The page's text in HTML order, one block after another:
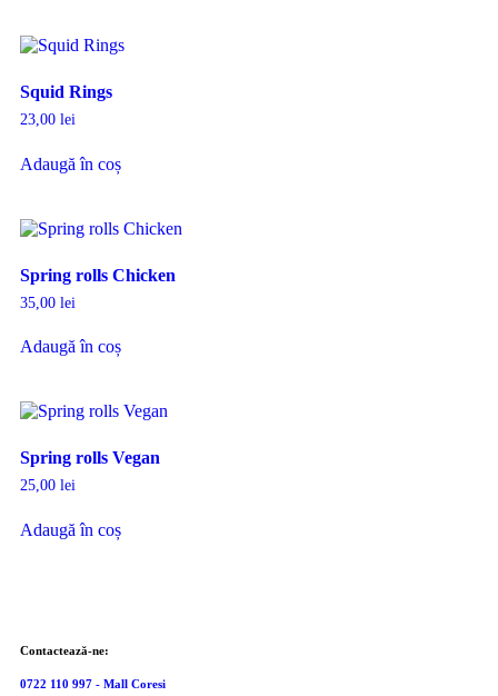
Squid Rings
23,00 lei
Adaugă în coș
Spring rolls Chicken
35,00 lei
Adaugă în coș
Spring rolls Vegan
25,00 lei
Adaugă în coș
Contactează-ne:
0722 110 997 - Mall Coresi